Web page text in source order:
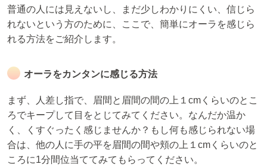
普通の人には見えないし、まだ少しわかりにくい、信じら
れないという方のために、ここで、簡単にオーラを感じら
れる方法をご紹介します。
オーラをカンタンに感じる方法
まず、人差し指で、眉間と眉間の間の上１cmくらいのとこ
ろでキープして目をとじてみてください。なんだか温か
く、くすぐったく感じませんか？もし何も感じられない場
合は、他の人に手の平を眉間の間や頬の上１cmくらいのと
ころに1分間位当ててみてもらってください。